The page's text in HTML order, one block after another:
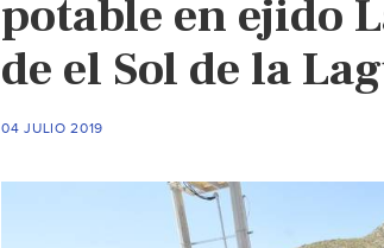
potable en ejido
de el Sol de la
04 JULIO 2019